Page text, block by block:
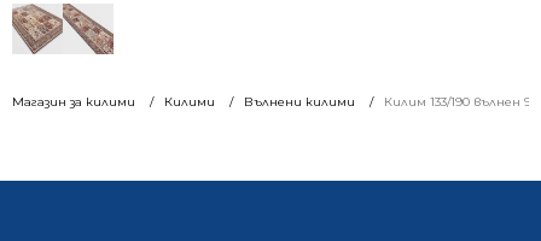
Магазин за килими Килими Вълнени килими Килим 133/190 вълнен